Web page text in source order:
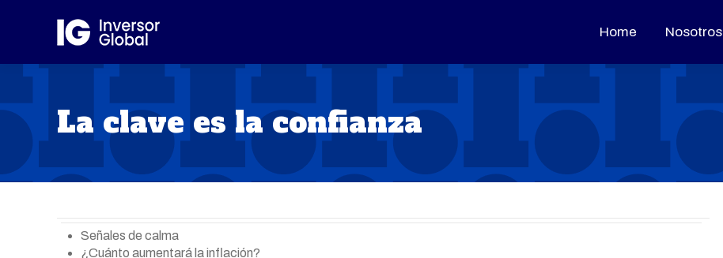
Home Nosotros
La clave es la confianza
Señales de calma
¿Cuánto aumentará la inflación?
Home Nosotros